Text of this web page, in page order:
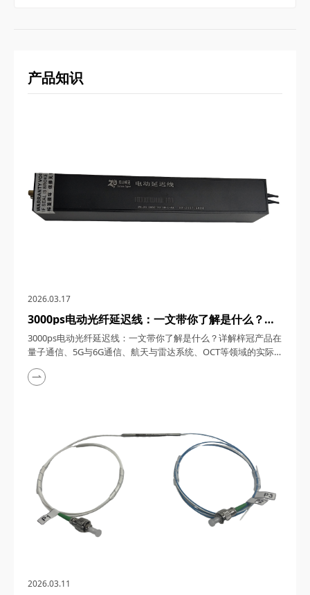
产品知识
2026.03.17
3000ps电动光纤延迟线：一文带你了解是什么？详
解梓冠产品在量子通信、5G与6G通信、航天与雷达
系统、OCT等领域的实际应用
3000ps电动光纤延迟线：一文带你了解是什么？详解梓冠产品在
量子通信、5G与6G通信、航天与雷达系统、OCT等领域的实际
应用 3000ps电动光纤延迟线，在高速发展的光通信与探测技术
领域，凭借其卓越的性能和广泛的应用潜力，成为了众多高科技
2026.03.11